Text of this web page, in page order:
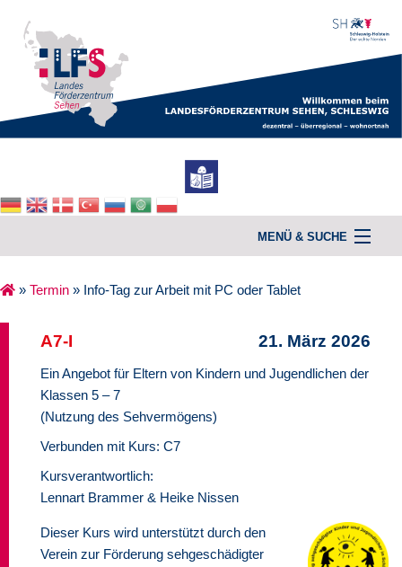
MENÜ & SUCHE
Kurse
Über uns
» Termin » Info-Tag zur Arbeit mit PC oder Tablet
21. März 2026
A7-I
Ein Angebot für Eltern von Kindern und Jugendlichen der
Klassen 5 – 7
(Nutzung des Sehvermögens)
Verbunden mit Kurs: C7
Kursverantwortlich:
Lennart Brammer & Heike Nissen
Dieser Kurs wird unterstützt durch den
Verein zur Förderung sehgeschädigter